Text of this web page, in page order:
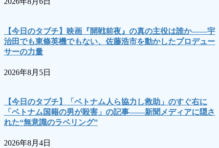
【今日のタブチ】映画『開戦前夜』の真の主役は誰か――宇
治田でも東條英機でもない、佐藤浩市を動かしたプロデュー
サーの力量
2026年8月5日
【今日のタブチ】「ベトナム人ら協力し救助」のすぐ右に
「ベトナム国籍の男が殺害」の記事――新聞メディアに隠さ
れた“無意識のラベリング”
2026年8月4日